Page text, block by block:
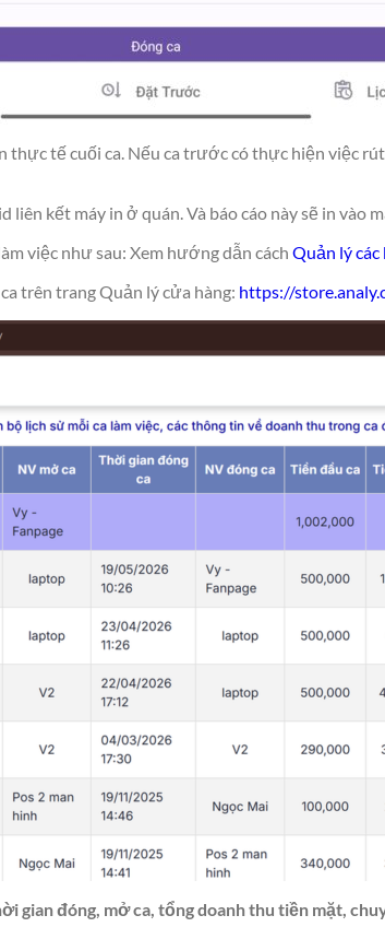
tế cuối ca. Nếu ca trước có thực hiện việc
kết máy in ở quán. Và báo cáo này sẽ in vào
việc như sau: Xem hướng dẫn cách Quản lý
trên trang Quản lý cửa hàng: https://
gian đóng, mở ca, tổng doanh thu tiền mặt,